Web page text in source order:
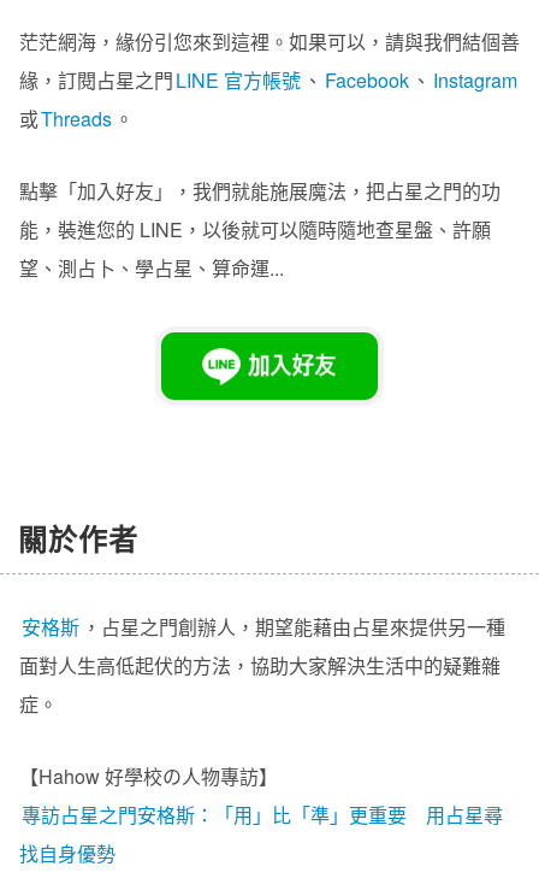
茫茫網海，緣份引您來到這裡。如果可以，請與我們結個善
緣，訂閱占星之門LINE 官方帳號 、 Facebook 、 Instagram
或Threads 。
點擊「加入好友」，我們就能施展魔法，把占星之門的功
能，裝進您的 LINE，以後就可以隨時隨地查星盤、許願
望、測占卜、學占星、算命運...
關於作者
安格斯 ， 占星之門創辦人 ，期望能藉由占星來提供另一種
面對人生高低起伏的方法，協助大家解決生活中的疑難雜
症。
【Hahow 好學校の人物專訪】
專訪占星之門安格斯：「用」比「準」更重要 用占星尋
找自身優勢